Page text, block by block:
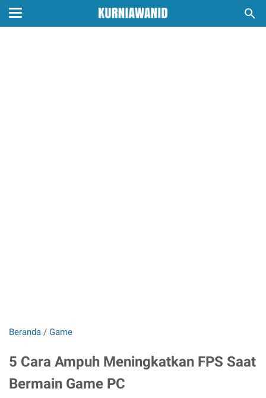
Beranda / Game
5 Cara Ampuh Meningkatkan FPS Saat
Bermain Game PC